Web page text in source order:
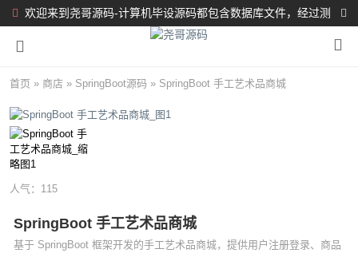
欢迎来到尧哥源码-计算机毕设源码都包含数据库文件，经过测
试都完整可运行！！！
首页 » 商店 » SpringBoot源码 » SpringBoot 手工艺术品商城
人气： 115
SpringBoot 手工艺术品商城
基于 SpringBoot 框架开发的手工艺术品商城，提供用户注册登录、商品